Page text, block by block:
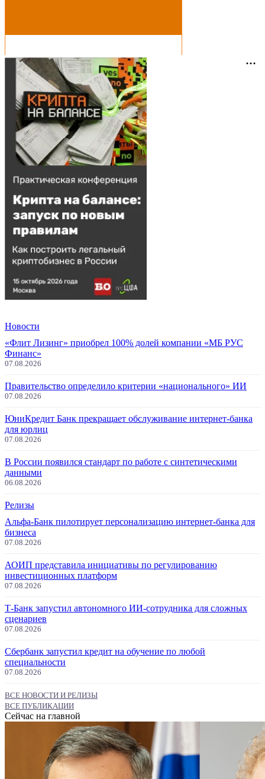
Новости
«Флит Лизинг» приобрел 100% долей компании «МБ РУС
Финанс»
07.08.2026
Правительство определило критерии «национального» ИИ
07.08.2026
ЮниКредит Банк прекращает обслуживание интернет-банка
для юрлиц
07.08.2026
В России появился стандарт по работе с синтетическими
данными
06.08.2026
Релизы
Альфа-Банк пилотирует персонализацию интернет-банка для
бизнеса
07.08.2026
АОИП представила инициативы по регулированию
инвестиционных платформ
07.08.2026
Т-Банк запустил автономного ИИ-сотрудника для сложных
сценариев
07.08.2026
Сбербанк запустил кредит на обучение по любой
специальности
07.08.2026
ВСЕ НОВОСТИ И РЕЛИЗЫ
ВСЕ ПУБЛИКАЦИИ
Сейчас на главной